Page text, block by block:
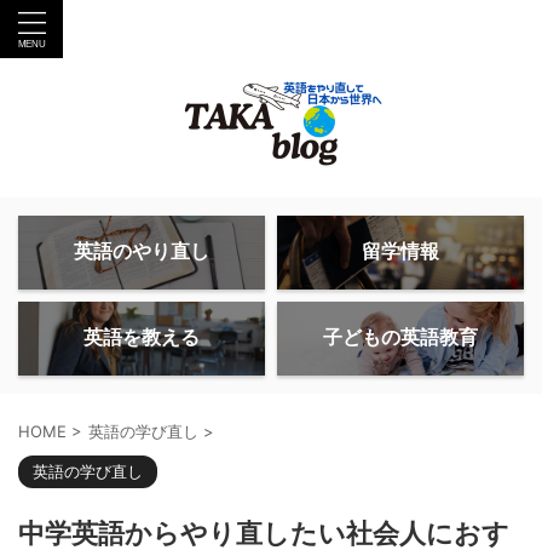
英語のやり直し 留学情報
英語を教える 子どもの英語教育
HOME > 英語の学び直し >
英語の学び直し
中学英語からやり直したい社会人におす